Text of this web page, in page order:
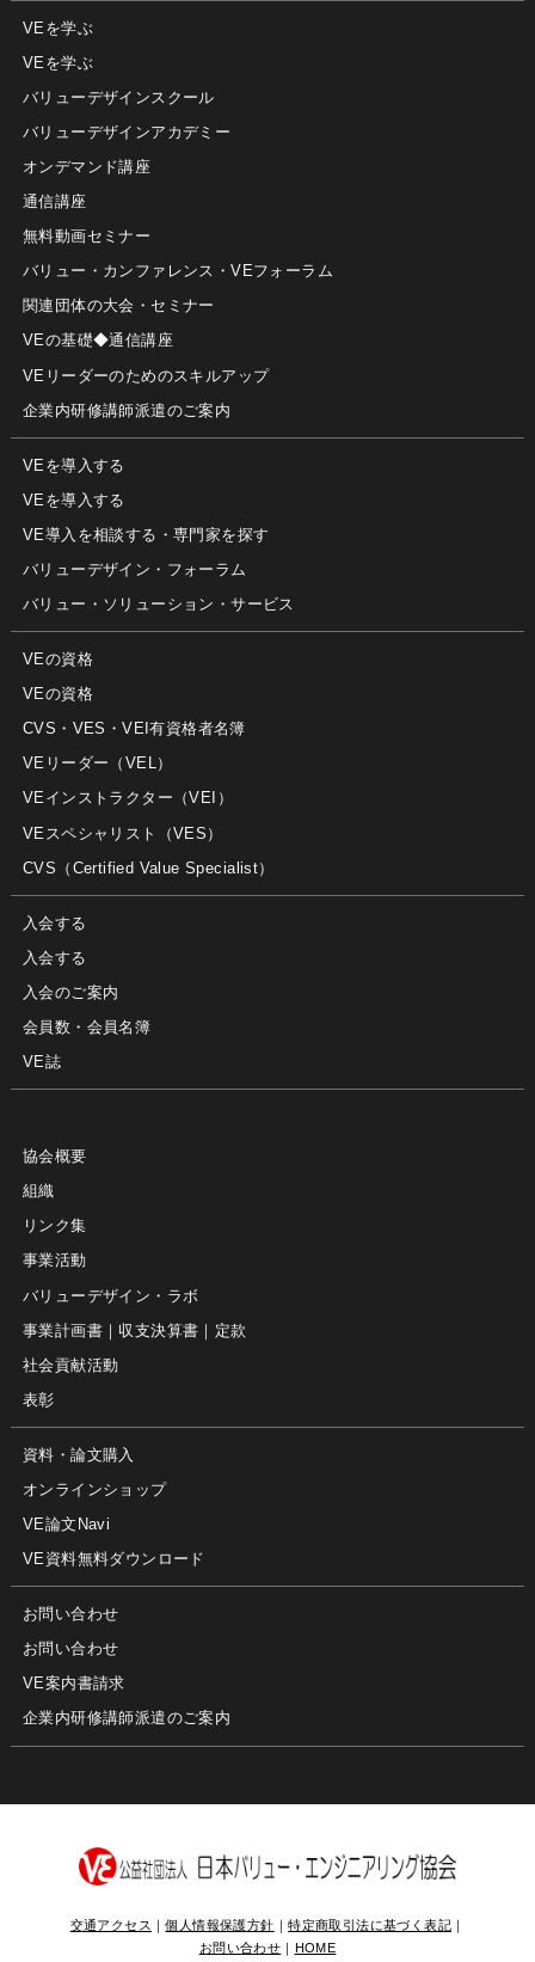
VEを学ぶ
VEを学ぶ
バリューデザインスクール
バリューデザインアカデミー
オンデマンド講座
通信講座
無料動画セミナー
バリュー・カンファレンス・VEフォーラム
関連団体の大会・セミナー
VEの基礎◆通信講座
VEリーダーのためのスキルアップ
企業内研修講師派遣のご案内
VEを導入する
VEを導入する
VE導入を相談する・専門家を探す
バリューデザイン・フォーラム
バリュー・ソリューション・サービス
VEの資格
VEの資格
CVS・VES・VEI有資格者名簿
VEリーダー（VEL）
VEインストラクター（VEI）
VEスペシャリスト（VES）
CVS（Certified Value Specialist）
入会する
入会する
入会のご案内
会員数・会員名簿
VE誌
協会概要
組織
リンク集
事業活動
バリューデザイン・ラボ
事業計画書｜収支決算書｜定款
社会貢献活動
表彰
資料・論文購入
オンラインショップ
VE論文Navi
VE資料無料ダウンロード
お問い合わせ
お問い合わせ
VE案内書請求
企業内研修講師派遣のご案内
交通アクセス ｜個人情報保護方針 ｜特定商取引法に基づく表記｜
お問い合わせ ｜ HOME